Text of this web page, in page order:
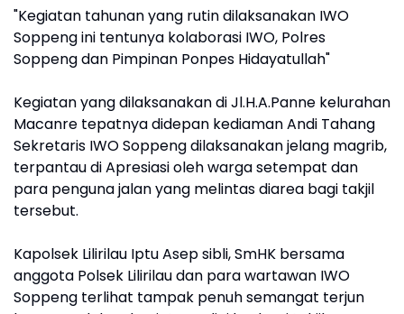
"Kegiatan tahunan yang rutin dilaksanakan IWO
Soppeng ini tentunya kolaborasi IWO, Polres
Soppeng dan Pimpinan Ponpes Hidayatullah"
Kegiatan yang dilaksanakan di Jl.H.A.Panne kelurahan
Macanre tepatnya didepan kediaman Andi Tahang
Sekretaris IWO Soppeng dilaksanakan jelang magrib,
terpantau di Apresiasi oleh warga setempat dan
para penguna jalan yang melintas diarea bagi takjil
tersebut.
Kapolsek Lilirilau Iptu Asep sibli, SmHK bersama
anggota Polsek Lilirilau dan para wartawan IWO
Soppeng terlihat tampak penuh semangat terjun